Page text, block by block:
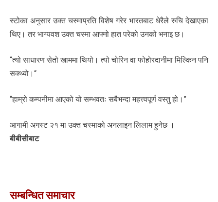
स्टोका अनुसार उक्त चस्माप्रति विशेष गरेर भारतबाट धेरैले रुचि देखाएका
थिए। तर भाग्यवश उक्त चस्मा आफ्नो हात परेको उनको भनाइ छ।
“त्यो साधारण सेतो खाममा थियो। त्यो चोरिन वा फोहोरदानीमा मिल्किन पनि
सक्थ्यो।“
“हाम्रो कम्पनीमा आएको यो सम्भवतः सबैभन्दा महत्त्वपूर्ण वस्तु हो।”
आगामी अगस्ट २१ मा उक्त चस्माको अनलाइन लिलाम हुनेछ ।
बीबीसीबाट
सम्बन्धित समाचार